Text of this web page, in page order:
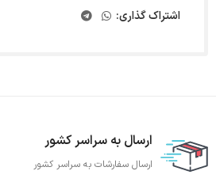
اشتراک گذاری:
ارسال به سراسر کشور
ارسال سفارشات به سراسر کشور